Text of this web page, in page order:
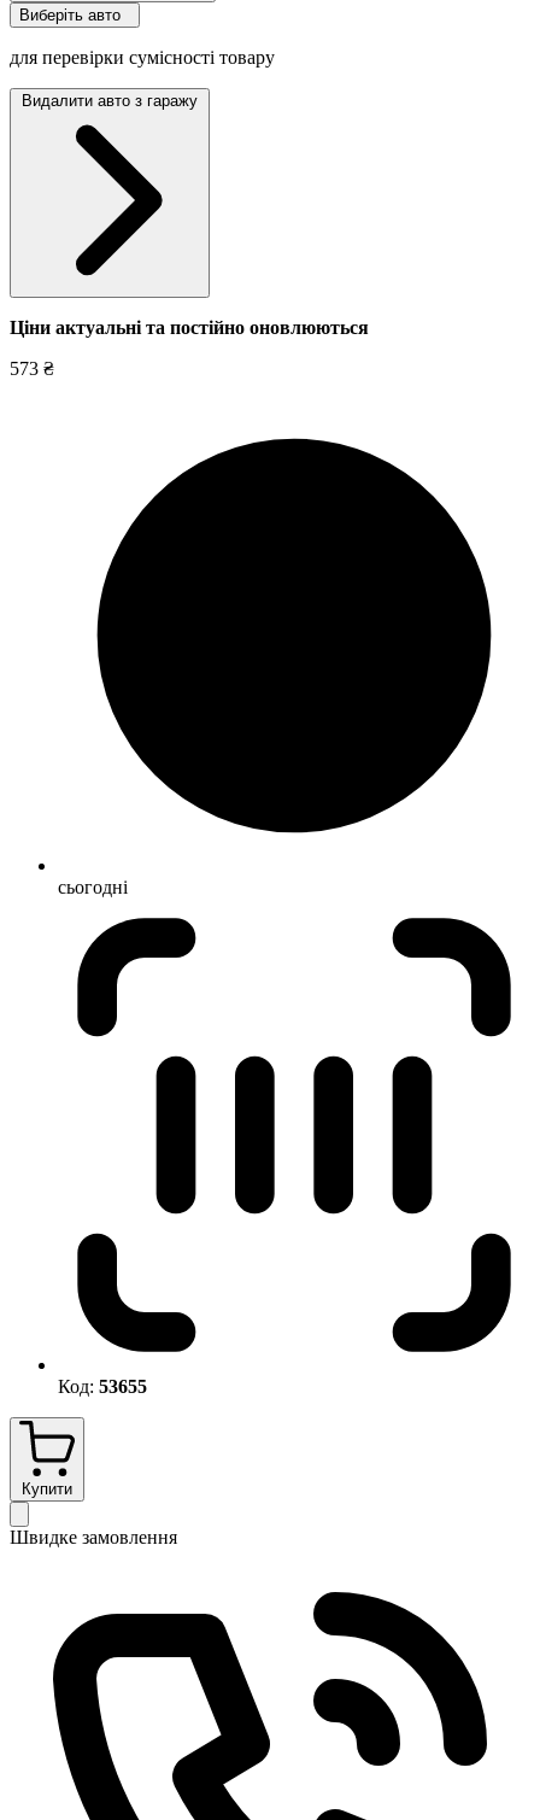
Виберіть авто
для перевірки сумісності товару
Видалити авто з гаражу
Ціни актуальні та постійно оновлюються
573 ₴
сьогодні
Код: 53655
Купити
Швидке замовлення